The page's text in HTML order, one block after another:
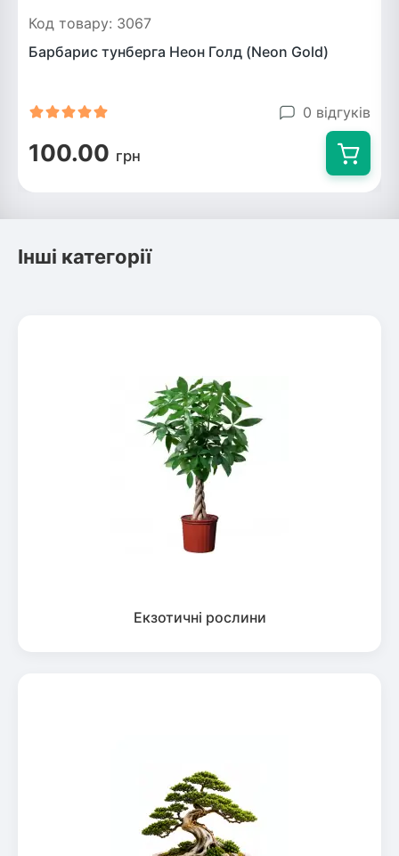
Код товару: 3067
Барбарис тунберга Неон Голд (Neon Gold)
0 відгуків
100.00 грн
Інші категорії
Екзотичні рослини